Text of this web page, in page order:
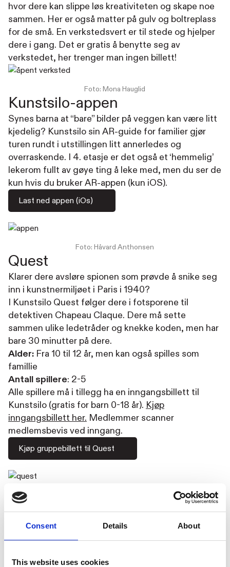
Consent Details About
This website uses cookies
hvor dere kan slippe løs kreativiteten og skape noe
sammen. Her er også matter på gulv og boltreplass
for de små. En verkstedsvert er til stede og hjelper
dere i gang. Det er gratis å benytte seg av
verkstedet, her trenger man ingen billett!
Foto: Mona Hauglid
Kunstsilo-appen
Synes barna at “bare” bilder på veggen kan være litt
kjedelig? Kunstsilo sin AR-guide for familier gjør
turen rundt i utstillingen litt annerledes og
overraskende. I 4. etasje er det også et ‘hemmelig’
lekerom fullt av gøye ting å leke med, men du ser de
kun hvis du bruker AR-appen (kun iOS).
Last ned appen (iOs)
Foto: Håvard Anthonsen
Quest
Klarer dere avsløre spionen som prøvde å snike seg
inn i kunstnermiljøet i Paris i 1940?
I Kunstsilo Quest følger dere i fotsporene til
detektiven Chapeau Claque. Dere må sette
sammen ulike ledetråder og knekke koden, men har
bare 30 minutter på dere.
Alder: Fra 10 til 12 år, men kan også spilles som
famillie
Antall spillere: 2-5
Alle spillere må i tillegg ha en inngangsbillett til
Kunstsilo (gratis for barn 0-18 år). Kjøp
inngangsbillett her. Medlemmer scanner
medlemsbevis ved inngang.
Kjøp gruppebillett til Quest
Tivoli
I vårt unike digitale formidlingsrom S-LAB i 2. etasje
får du en altoppslukende opplevelse. I Kunstsilos
verketTivoliav Reidar Aulie. Originalen, et oljemaleri